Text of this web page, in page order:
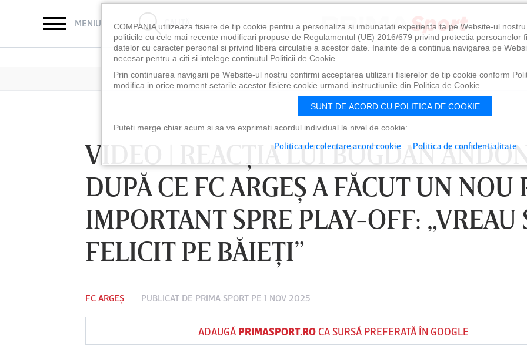
MENIU CAUTĂ
VIDEO | REACŢIA LUI BOGDAN
DUPĂ CE FC ARGEŞ A FĂCUT UN NOU
IMPORTANT SPRE PLAY-OFF: „VREAU
FELICIT PE BĂIEŢI”
FC ARGEȘ PUBLICAT DE PRIMA SPORT PE 1 NOV 2025
ADAUGĂ PRIMASPORT.ROCA SURSĂ PREFERATĂ ÎN GOOGLE
LUNI 10 AUG, 18:30
FC Botoşani
Vs
Corvinul
LUNI 10 AUG, 21:30
Sepsi OSK Sf
Vs
FCSB UTA Arad
Vs
Rapid
COMPANIA utilizeaza fisiere de tip cookie pentru a personaliza si imbunatati experienta ta pe Website-ul
politicile cu cele mai recente modificari propuse de Regulamentul (UE) 2016/679 privind protectia persoanelor
datelor cu caracter personal si privind libera circulatie a acestor date. Inainte de a continua navigarea pe
necesar pentru a citi si intelege continutul Politicii de Cookie.
Prin continuarea navigarii pe Website-ul nostru confirmi acceptarea utilizarii fisierelor de tip cookie conform
modifica in orice moment setarile acestor fisiere cookie urmand instructiunile din Politica de Cookie.
SUNT DE ACORD CU POLITICA DE COOKIE
Puteti merge chiar acum si sa va exprimati acordul individual la nivel de cookie:
Politica de colectare acord cookie Politica de confidentialitate